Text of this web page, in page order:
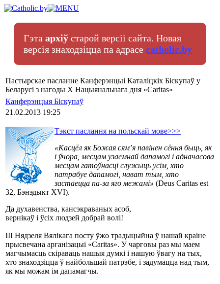
Гэта архіў старой версіі сайта. Новая
версія знаходзіцца па адрасе catholic.by
Пастырскае пасланне Канферэнцыі Каталіцкіх Біскупаў у
Беларусі з нагоды Х Нацыянальнага дня «Caritas»
Канферэнцыя Біскупаў
21.02.2013 19:25
Тэкст паслання на польскай мове>>>
«Касцёл як Божая сям’я павінен сёння быць, як
і ўчора, месцам узаемнай дапамогі і адначасова
месцам гатоўнасці служыць усім, хто
патрабуе дапамогі, нават тым, хто
застаецца па-за яго межамі» (Deus Caritas est
32, Бэнэдыкт XVI).
Да духавенства, кансэкраваных асоб,
вернікаў i ўсіх людзей добрай волі!
III Нядзеля Вялікага посту ўжо традыцыйна ў нашай краіне
прысвечана арганізацыі «Caritas». У чарговы раз мы маем
магчымасць скіраваць нашыя думкі i нашую ўвагу на тых,
хто знаходзіцца ў найбольшай патрэбе, і задумацца над тым,
як мы можам ім дапамагчы.